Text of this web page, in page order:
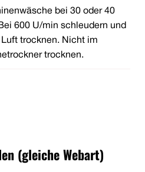
bei 30 oder 40
600 U/min schleudern und
Luft trocknen. Nicht im
trocknen.
(gleiche Webart)